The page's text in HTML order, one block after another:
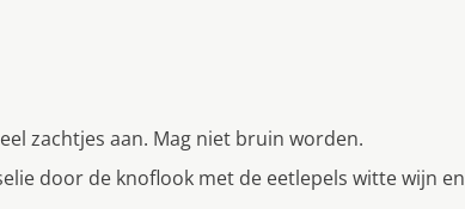
zachtjes aan. Mag niet bruin worden.
door de knoflook met de eetlepels witte wijn en